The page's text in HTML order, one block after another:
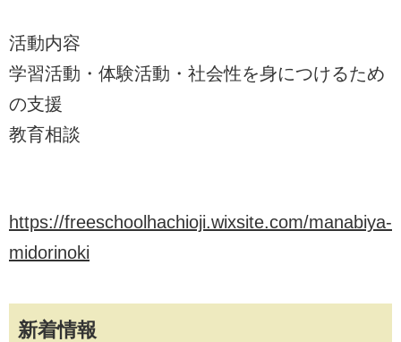
活動内容
学習活動・体験活動・社会性を身につけるため
の支援
教育相談
https://freeschoolhachioji.wixsite.com/manabiya-
midorinoki
新着情報